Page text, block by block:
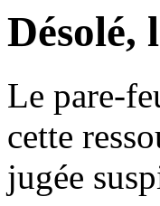
Désolé,
Le pare-
cette
jugée